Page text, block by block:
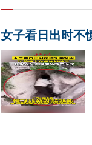
女子看日出时不